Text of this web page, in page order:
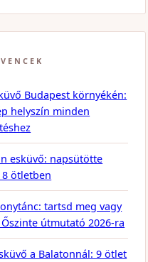
Budapest környékén:
helyszín minden
esküvő: napsütötte
ötletben
tartsd meg vagy
útmutató 2026-ra
a Balatonnál: 9 ötlet